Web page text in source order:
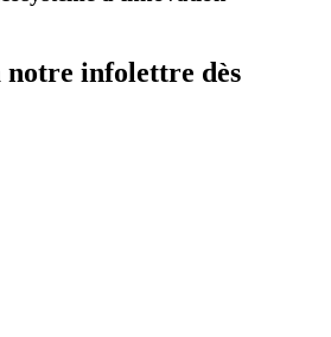
notre infolettre dès